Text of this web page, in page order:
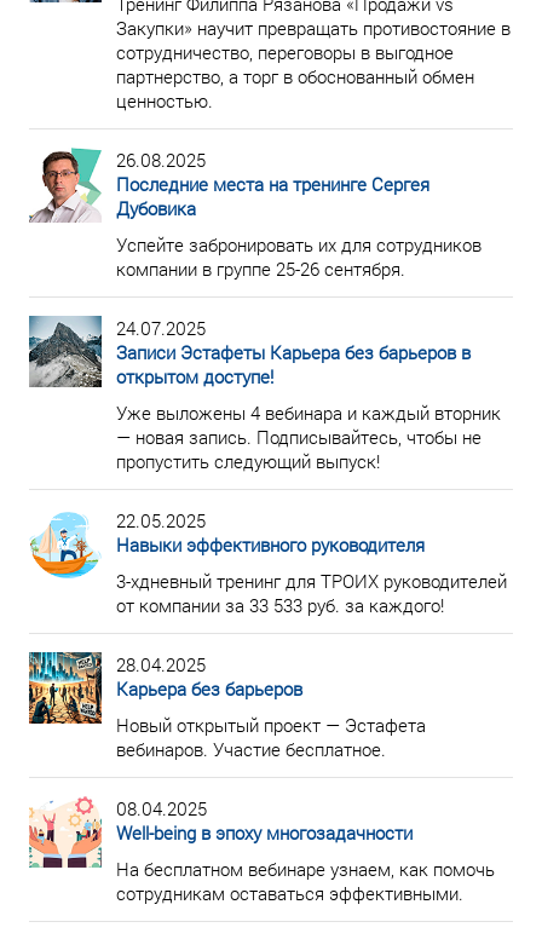
Закупки» научит превращать противостояние в
сотрудничество, переговоры в выгодное
партнерство, а торг в обоснованный обмен
ценностью.
26.08.2025
Последние места на тренинге Сергея
Дубовика
Успейте забронировать их для сотрудников
компании в группе 25-26 сентября.
24.07.2025
Записи Эстафеты Карьера без барьеров в
открытом доступе!
Уже выложены 4 вебинара и каждый вторник
— новая запись. Подписывайтесь, чтобы не
пропустить следующий выпуск!
22.05.2025
Навыки эффективного руководителя
3-хдневный тренинг для ТРОИХ руководителей
от компании за 33 533 руб. за каждого!
28.04.2025
Карьера без барьеров
Новый открытый проект — Эстафета
вебинаров. Участие бесплатное.
08.04.2025
Well-being в эпоху многозадачности
На бесплатном вебинаре узнаем, как помочь
сотрудникам оставаться эффективными.